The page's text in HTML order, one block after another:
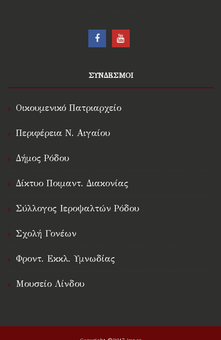
ΣΥΝΔΕΣΜΟΙ
Οικουμενικό Πατριαρχείο
Περιφέρεια Ν. Αιγαίου
Δήμος Ρόδου
Δίκτυο Ποιμαντ. Διακονίας
Σύλλογος Ιεροψαλτών Ρόδου
Σχολή Γονέων
Φροντ. Εκκλ. Υμνωδίας
Μουσείο Λίνδου